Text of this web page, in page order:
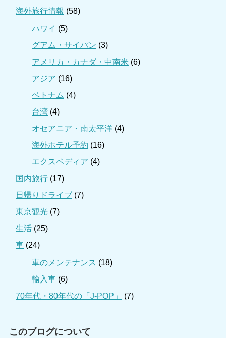
海外旅行情報 (58)
ハワイ (5)
グアム・サイパン (3)
アメリカ・カナダ・中南米 (6)
アジア (16)
ベトナム (4)
台湾 (4)
オセアニア・南太平洋 (4)
海外ホテル予約 (16)
エクスペディア (4)
国内旅行 (17)
日帰りドライブ (7)
東京観光 (7)
生活 (25)
車 (24)
車のメンテナンス (18)
輸入車 (6)
70年代・80年代の「J-POP」
(7)
このブログについて